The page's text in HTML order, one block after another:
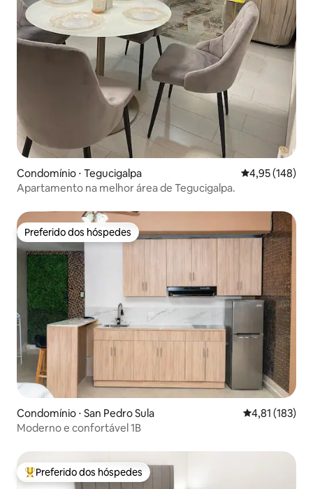
Condomínio ⋅ Tegucigalpa 4,95 de uma
4,95 (148)
Apartamento na melhor área de Tegucigalpa.
Preferido dos hóspedes
Preferido dos hóspedes
Condomínio ⋅ San Pedro Sula 4,81 de uma
4,81 (183)
Moderno e confortável 1B
Entre os melhores preferidos dos hóspedes
Preferido dos hóspedes